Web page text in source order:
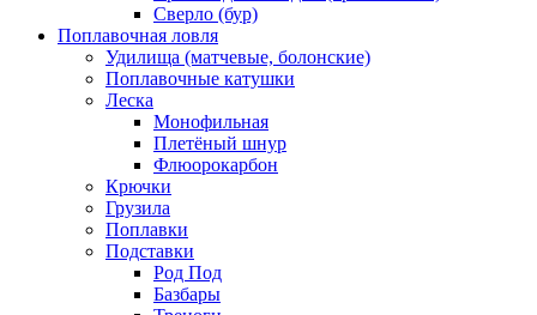
Сверло (бур)
Поплавочная ловля
Удилища (матчевые, болонские)
Поплавочные катушки
Леска
Монофильная
Плетёный шнур
Флюорокарбон
Крючки
Грузила
Поплавки
Подставки
Род Под
Базбары